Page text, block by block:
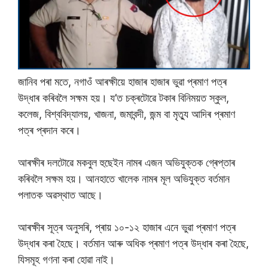
জানিব পৰা মতে, নগাওঁ আৰক্ষীয়ে হাজাৰ হাজাৰ ভুৱা প্ৰমাণ পত্ৰ
উদ্ধাৰ কৰিবলৈ সক্ষম হয়। য’ত চক্ৰটোৱে টকাৰ বিনিময়ত স্কুল,
কলেজ, বিশ্ববিদ্যালয়, খাজনা, জমাবন্দী, জন্ম বা মৃত্যু আদিৰ প্ৰমাণ
পত্ৰ প্ৰদান কৰে।
আৰক্ষীৰ দলটোৱে মকবুল হুছেইন নামৰ এজন অভিযুক্তক গ্ৰেপ্তাৰ
কৰিবলৈ সক্ষম হয়। আনহাতে খালেক নামৰ মূল অভিযুক্ত বৰ্তমান
পলাতক অৱস্থাত আছে।
আৰক্ষীৰ সূত্ৰ অনুসৰি, প্ৰায় ১০-১২ হাজাৰ এনে ভুৱা প্ৰমাণ পত্ৰ
উদ্ধাৰ কৰা হৈছে। বৰ্তমান আৰু অধিক প্ৰমাণ পত্ৰ উদ্ধাৰ কৰা হৈছে,
যিসমূহ গণনা কৰা হোৱা নাই।